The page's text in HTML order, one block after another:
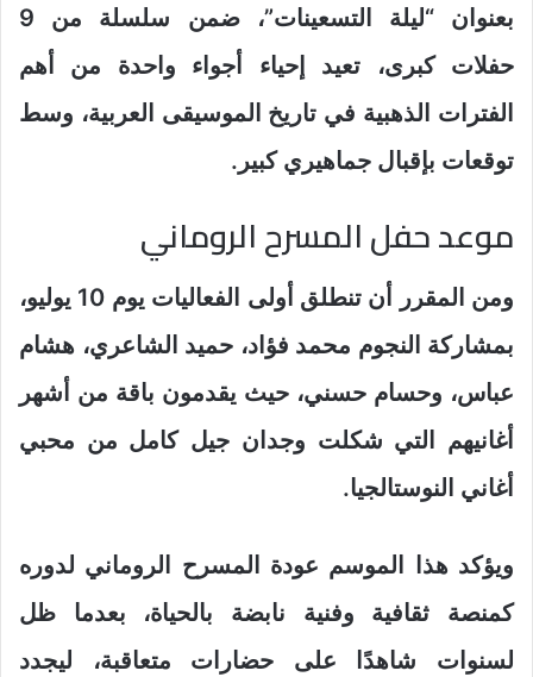
بعنوان “ليلة التسعينات”، ضمن سلسلة من 9
حفلات كبرى، تعيد إحياء أجواء واحدة من أهم
الفترات الذهبية في تاريخ الموسيقى العربية، وسط
توقعات بإقبال جماهيري كبير.
موعد حفل المسرح الروماني
ومن المقرر أن تنطلق أولى الفعاليات يوم 10 يوليو،
بمشاركة النجوم محمد فؤاد، حميد الشاعري، هشام
عباس، وحسام حسني، حيث يقدمون باقة من أشهر
أغانيهم التي شكلت وجدان جيل كامل من محبي
أغاني النوستالجيا.
ويؤكد هذا الموسم عودة المسرح الروماني لدوره
كمنصة ثقافية وفنية نابضة بالحياة، بعدما ظل
لسنوات شاهدًا على حضارات متعاقبة، ليجدد